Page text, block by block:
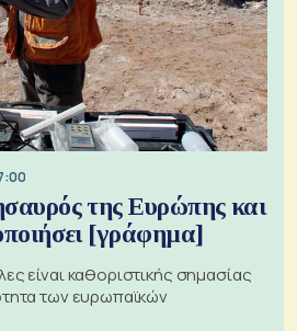
της Ευρώπης και
[γράφημα]
είναι καθοριστικής σημασίας
των ευρωπαϊκών